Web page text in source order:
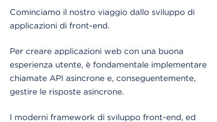
Cominciamo il nostro viaggio dallo sviluppo di
applicazioni di front-end.
Per creare applicazioni web con una buona
esperienza utente, è fondamentale implementare
chiamate API asincrone e, conseguentemente,
gestire le risposte asincrone.
I moderni framework di sviluppo front-end, ed